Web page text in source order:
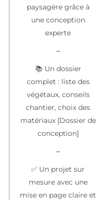
paysagère grâce à
une conception
experte
–
📚 Un dossier
complet : liste des
végétaux, conseils
chantier, choix des
matériaux [Dossier de
conception]
–
✅ Un projet sur
mesureavec une
mise en page claire et